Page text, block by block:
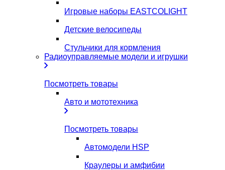
Игровые наборы EASTCOLIGHT
Детские велосипеды
Стульчики для кормления
Радиоуправляемые модели и игрушки
Посмотреть товары
Авто и мототехника
Посмотреть товары
Автомодели HSP
Краулеры и амфибии